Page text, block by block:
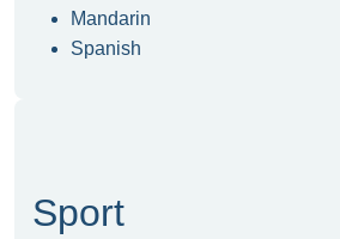
Mandarin
Spanish
Sport